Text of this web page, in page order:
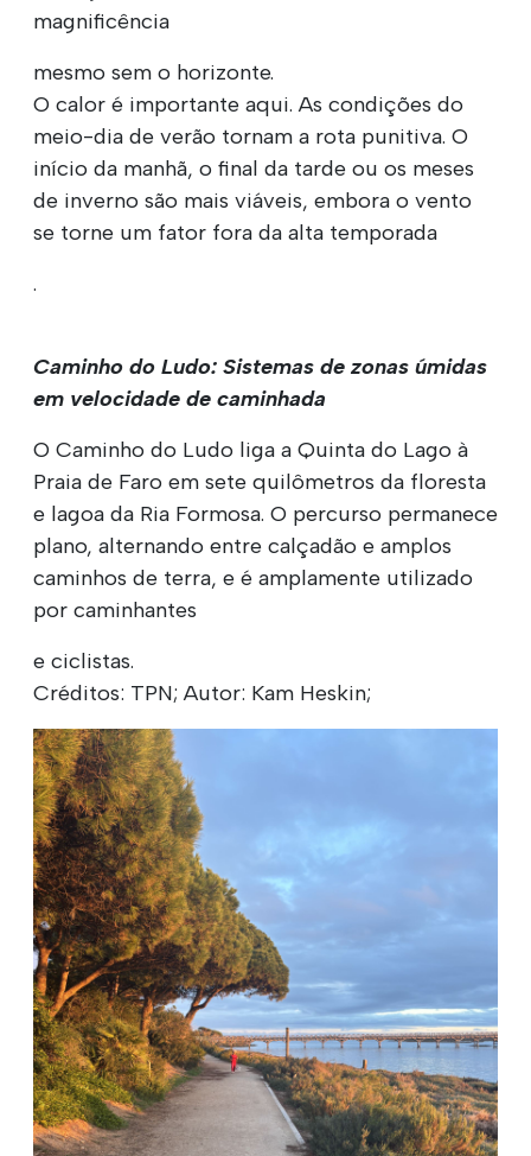
magnificência
mesmo sem o horizonte.
O calor é importante aqui. As condições do
meio-dia de verão tornam a rota punitiva. O
início da manhã, o final da tarde ou os meses
de inverno são mais viáveis, embora o vento
se torne um fator fora da alta temporada
.
Caminho do Ludo: Sistemas de zonas úmidas
em velocidade de caminhada
O Caminho do Ludo liga a Quinta do Lago à
Praia de Faro em sete quilômetros da floresta
e lagoa da Ria Formosa. O percurso permanece
plano, alternando entre calçadão e amplos
caminhos de terra, e é amplamente utilizado
por caminhantes
e ciclistas.
Créditos: TPN; Autor: Kam Heskin;